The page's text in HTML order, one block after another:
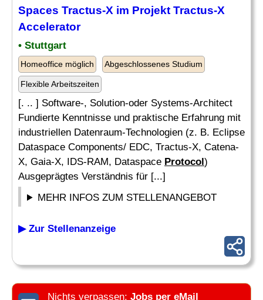
Spaces Tractus-X im Projekt Tractus-X
Accelerator
• Stuttgart
Homeoffice möglich Abgeschlossenes Studium
Flexible Arbeitszeiten
[. .. ] Software-, Solution-oder Systems-Architect
Fundierte Kenntnisse und praktische Erfahrung mit
industriellen Datenraum-Technologien (z. B. Eclipse
Dataspace Components/ EDC, Tractus-X, Catena-
X, Gaia-X, IDS-RAM, Dataspace Protocol)
Ausgeprägtes Verständnis für [...]
MEHR INFOS ZUM STELLENANGEBOT
▶ Zur Stellenanzeige
Nichts verpassen: Jobs per eMail